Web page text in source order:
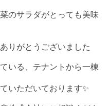
のサラダがとっても美味
りがとうございました
いる、テナントから一棟
いただいております✨